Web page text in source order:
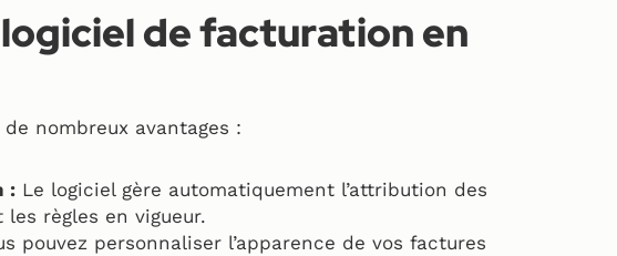
logiciel de facturation en
nombreux avantages :
: Le logiciel gère automatiquement l’attribution des
règles en vigueur.
pouvez personnaliser l’apparence de vos factures